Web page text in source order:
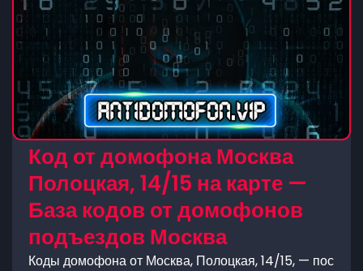
Код от домофона Москва
Полоцкая, 14/15 на карте —
База кодов от домофонов
подъездов Москва
Коды домофона от Москва, Полоцкая, 14/15, — пос